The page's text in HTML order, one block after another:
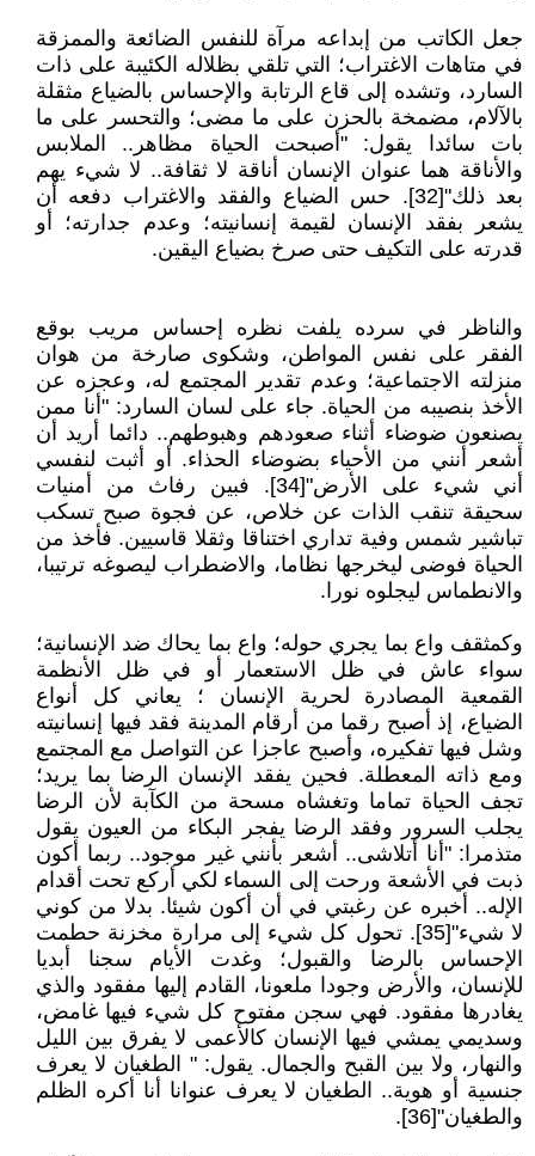
جعل الكاتب من إبداعه مرآة للنفس الضائعة والممزقة
في متاهات الاغتراب؛ التي تلقي بظلاله الكئيبة على ذات
السارد، وتشده إلى قاع الرتابة والإحساس بالضياع مثقلة
بالآلام، مضمخة بالحزن على ما مضى؛ والتحسر على ما
بات سائدا يقول: "أصبحت الحياة مظاهر.. الملابس
والأناقة هما عنوان الإنسان أناقة لا ثقافة.. لا شيء يهم
بعد ذلك"[32]. حس الضياع والفقد والاغتراب دفعه أن
يشعر بفقد الإنسان لقيمة إنسانيته؛ وعدم جدارته؛ أو
قدرته على التكيف حتى صرخ بضياع اليقين.
والناظر في سرده يلفت نظره إحساس مريب بوقع
الفقر على نفس المواطن، وشكوى صارخة من هوان
منزلته الاجتماعية؛ وعدم تقدير المجتمع له، وعجزه عن
الأخذ بنصيبه من الحياة. جاء على لسان السارد: "أنا ممن
يصنعون ضوضاء أثناء صعودهم وهبوطهم.. دائما أريد أن
أشعر أنني من الأحياء بضوضاء الحذاء. أو أثبت لنفسي
أني شيء على الأرض"[34]. فبين رفاث من أمنيات
سحيقة تنقب الذات عن خلاص، عن فجوة صبح تسكب
تباشير شمس وفية تداري اختناقا وثقلا قاسيين. فأخذ من
الحياة فوضى ليخرجها نظاما، والاضطراب ليصوغه ترتيبا،
والانطماس ليجلوه نورا.
وكمثقف واع بما يجري حوله؛ واع بما يحاك ضد الإنسانية؛
سواء عاش في ظل الاستعمار أو في ظل الأنظمة
القمعية المصادرة لحرية الإنسان ؛ يعاني كل أنواع
الضياع، إذ أصبح رقما من أرقام المدينة فقد فيها إنسانيته
وشل فيها تفكيره، وأصبح عاجزا عن التواصل مع المجتمع
ومع ذاته المعطلة. فحين يفقد الإنسان الرضا بما يريد؛
تجف الحياة تماما وتغشاه مسحة من الكآبة لأن الرضا
يجلب السرور وفقد الرضا يفجر البكاء من العيون يقول
متذمرا: "أنا أتلاشى.. أشعر بأنني غير موجود.. ربما أكون
ذبت في الأشعة ورحت إلى السماء لكي أركع تحت أقدام
الإله.. أخبره عن رغبتي في أن أكون شيئا. بدلا من كوني
لا شيء"[35]. تحول كل شيء إلى مرارة مخزنة حطمت
الإحساس بالرضا والقبول؛ وغدت الأيام سجنا أبديا
للإنسان، والأرض وجودا ملعونا، القادم إليها مفقود والذي
يغادرها مفقود. فهي سجن مفتوح كل شيء فيها غامض،
وسديمي يمشي فيها الإنسان كالأعمى لا يفرق بين الليل
والنهار، ولا بين القبح والجمال. يقول: " الطغيان لا يعرف
جنسية أو هوية.. الطغيان لا يعرف عنوانا أنا أكره الظلم
والطغيان"[36].